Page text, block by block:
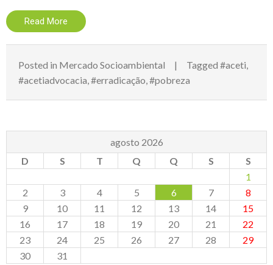
Read More
Posted in Mercado Socioambiental Tagged #aceti,
#acetiadvocacia,#erradicação,#pobreza
agosto 2026
D
S T Q Q S
S
1
2
3 4 5 6 7
8
9
10 11 12 13 14
15
16
17 18 19 20 21
22
23
24 25 26 27 28
29
30
31